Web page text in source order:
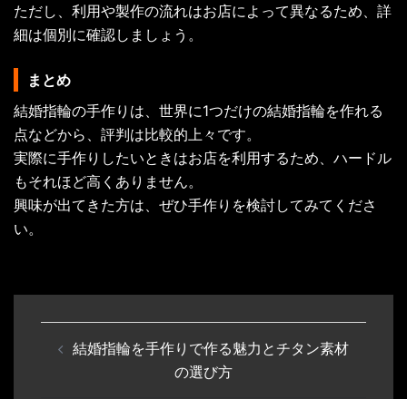
ただし、利用や製作の流れはお店によって異なるため、詳
細は個別に確認しましょう。
まとめ
結婚指輪の手作りは、世界に1つだけの結婚指輪を作れる
点などから、評判は比較的上々です。
実際に手作りしたいときはお店を利用するため、ハードル
もそれほど高くありません。
興味が出てきた方は、ぜひ手作りを検討してみてくださ
い。
結婚指輪を手作りで作る魅力とチタン素材
の選び方